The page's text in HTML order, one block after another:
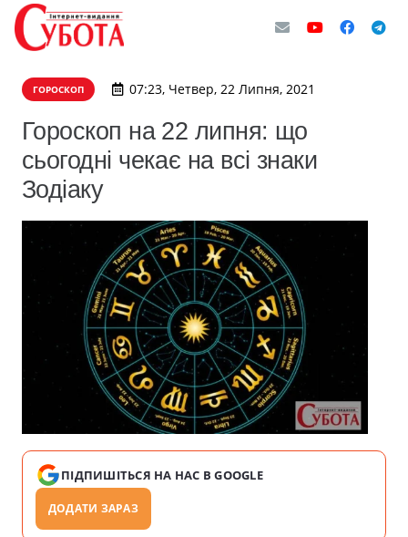
ГОРОСКОП 07:23, Четвер, 22 Липня, 2021
Гороскоп на 22 липня: що
сьогодні чекає на всі знаки
Зодіаку
ПІДПИШІТЬСЯ НА НАС В GOOGLE
ДОДАТИ ЗАРАЗ